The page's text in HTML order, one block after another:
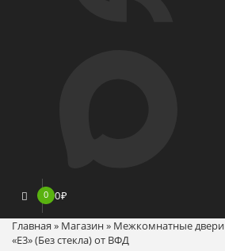
0 0₽
Главная » Магазин» Межкомнатные двери
«E3» (Без стекла) от ВФД